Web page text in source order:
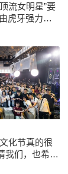
流女明星”要
虎牙强力发
赞萌露比)IP
巧妙融合了
丰富的互动
家和
们带来一场视
化节真的很
我们，也希望
的机会。”